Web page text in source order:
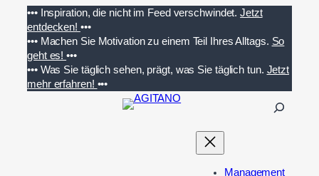
Inhalt
springen
••• Inspiration, die nicht im Feed verschwindet. Jetzt
entdecken! •••
••• Machen Sie Motivation zu einem Teil Ihres Alltags. So
geht es!•••
••• Was Sie täglich sehen, prägt, was Sie täglich tun. Jetzt
mehr erfahren! •••
Management